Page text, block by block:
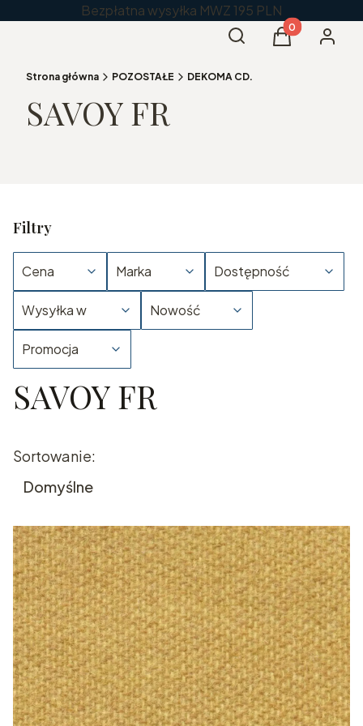
Bezpłatna wysyłka MWZ 195 PLN
Otwórz wyszukiwarkę
SzukajProdukty w
Koszyk
Strona główna POZOSTAŁE DEKOMA CD.
SAVOY FR
Filtry
Cena Marka Dostępność
Wysyłka w Nowość
Promocja
Koniec filtrów
SAVOY FR
Lista produktów
Sortowanie:
Domyślne